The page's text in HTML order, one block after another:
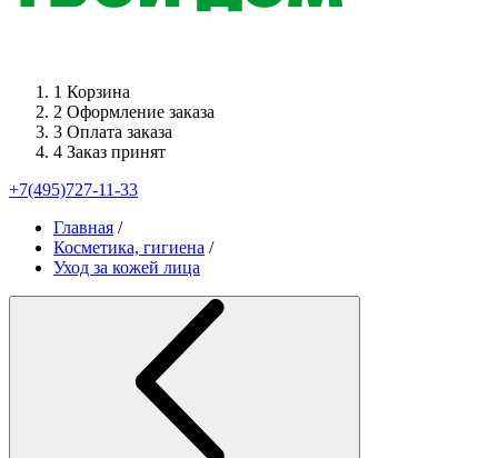
1 Корзина
2 Оформление заказа
3 Оплата заказа
4 Заказ принят
+7(495)727-11-33
Главная /
Косметика, гигиена /
Уход за кожей лица